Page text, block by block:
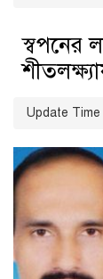
স্বপনের
Update Time